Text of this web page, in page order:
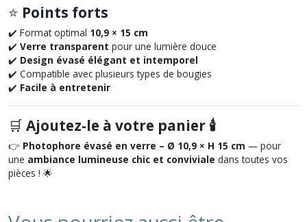
⭐ Points forts
✔️ Format optimal 10,9 × 15 cm
✔️ Verre transparent pour une lumière douce
✔️ Design évasé élégant et intemporel
✔️ Compatible avec plusieurs types de bougies
✔️ Facile à entretenir
🛒 Ajoutez-le à votre panier 🕯️
👉 Photophore évasé en verre – Ø 10,9 × H 15 cm — pour
une ambiance lumineuse chic et conviviale dans toutes vos
pièces ! 🌟